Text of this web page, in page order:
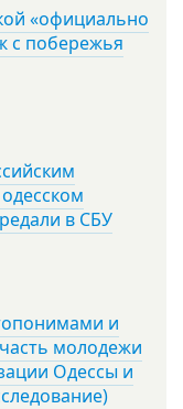
«официально
с побережья
в СБУ
и
молодежи
Одессы и